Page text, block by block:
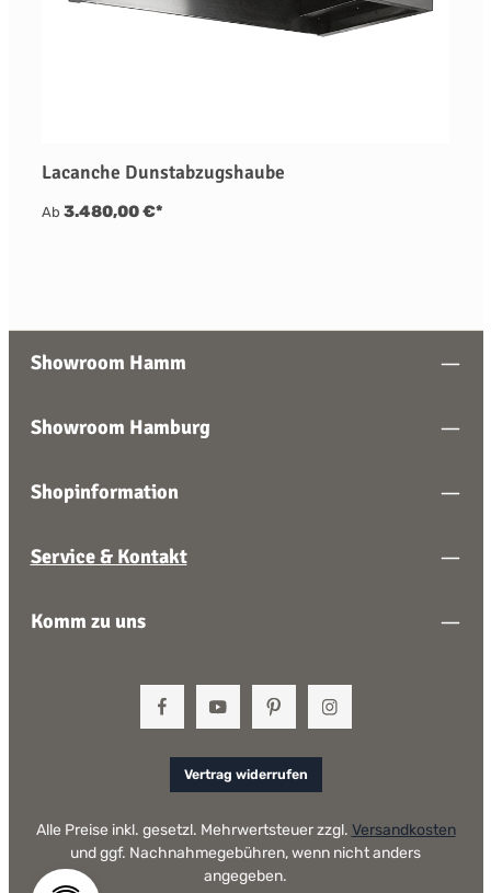
Lacanche Dunstabzugshaube
Ab 3.480,00 €*
Showroom Hamm
Showroom Hamburg
Shopinformation
Service & Kontakt
Komm zu uns
Vertrag widerrufen
Alle Preise inkl. gesetzl. Mehrwertsteuer zzgl. Versandkosten
und ggf. Nachnahmegebühren, wenn nicht anders
angegeben.